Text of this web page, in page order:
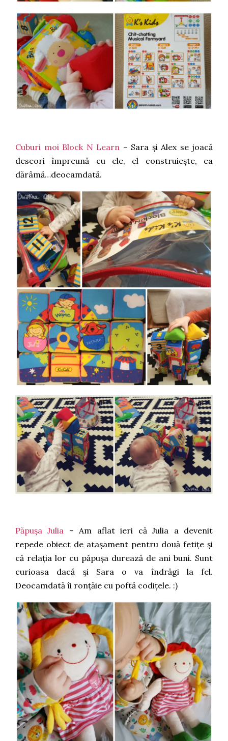
Cuburi moi Block N Learn – Sara și Alex se joacă
deseori împreună cu ele, el construiește, ea
dărâmă…deocamdată.
Păpușa Julia – Am aflat ieri că Julia a devenit
repede obiect de atașament pentru două fetițe și
că relația lor cu păpușa durează de ani buni. Sunt
curioasa dacă și Sara o va îndrăgi la fel.
Deocamdată îi ronțăie cu poftă codițele. :)